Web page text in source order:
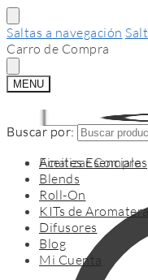
Saltas a navegación
Carro de Compra
MENU
Buscar por:
Finalizar Compra
Buscar por:
Aceites Esenciales
Blends
Roll-On
KITs de
Difusores
Blog
Mi Cuenta